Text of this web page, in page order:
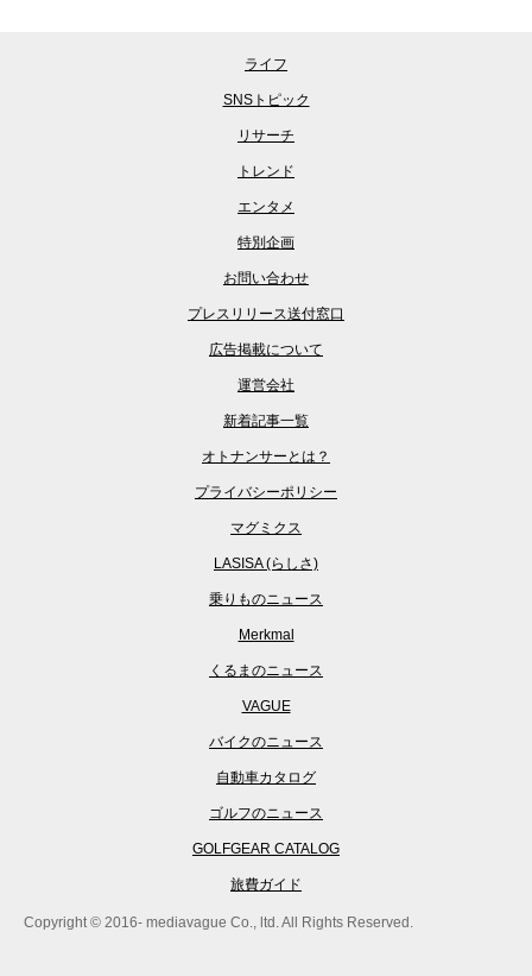
ライフ
SNSトピック
リサーチ
トレンド
エンタメ
特別企画
お問い合わせ
プレスリリース送付窓口
広告掲載について
運営会社
新着記事一覧
オトナンサーとは？
プライバシーポリシー
マグミクス
LASISA (らしさ)
乗りものニュース
Merkmal
くるまのニュース
VAGUE
バイクのニュース
自動車カタログ
ゴルフのニュース
GOLFGEAR CATALOG
旅費ガイド
Copyright © 2016- mediavague Co., ltd. All Rights Reserved.